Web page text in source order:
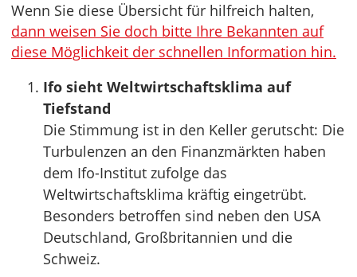
Wenn Sie diese Übersicht für hilfreich halten,
dann weisen Sie doch bitte Ihre Bekannten auf
diese Möglichkeit der schnellen Information hin.
Ifo sieht Weltwirtschaftsklima auf
Tiefstand
Die Stimmung ist in den Keller gerutscht: Die
Turbulenzen an den Finanzmärkten haben
dem Ifo-Institut zufolge das
Weltwirtschaftsklima kräftig eingetrübt.
Besonders betroffen sind neben den USA
Deutschland, Großbritannien und die
Schweiz.